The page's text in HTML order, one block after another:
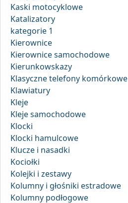
Kaski motocyklowe
Katalizatory
kategorie 1
Kierownice
Kierownice samochodowe
Kierunkowskazy
Klasyczne telefony komórkowe
Klawiatury
Kleje
Kleje samochodowe
Klocki
Klocki hamulcowe
Klucze i nasadki
Kociołki
Kolejki i zestawy
Kolumny i głośniki estradowe
Kolumny podłogowe